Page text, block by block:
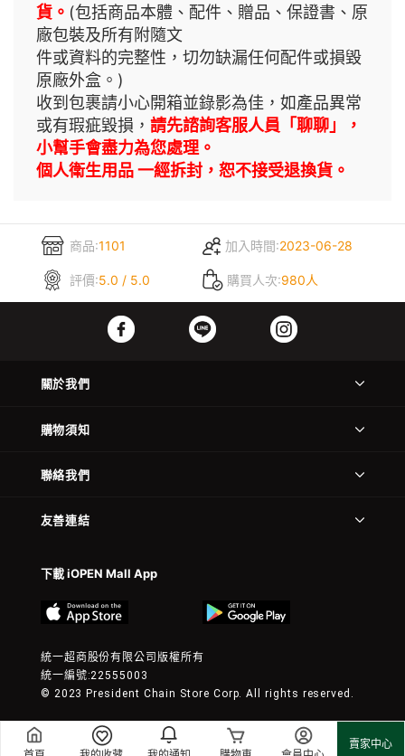
賣家中心
貨。 (包括商品本體、配件、贈品、保證書、原
廠包裝及所有附隨文
件或資料的完整性，切勿缺漏任何配件或損毀
原廠外盒。)
收到包裹請小心開箱並錄影為佳，如產品異常
或有瑕疵毀損， 請先諮詢客服人員「聊聊」，
小幫手會盡力為您處理。
個人衛生用品 一經拆封，恕不接受退換貨。
商品:1101 加入時間:2023-06-28
評價:5.0 / 5.0 購買人次:980人
關於我們
購物須知
聯絡我們
友善連結
下載 iOPEN Mall App
統一超商股份有限公司版權所有
統一編號:22555003
© 2023 President Chain Store Corp. All rights reserved.